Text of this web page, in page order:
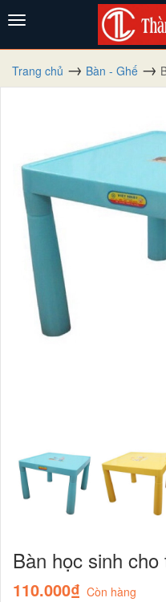
Trang chủ Bàn - Ghế
Bàn học sinh
110.000₫ Còn hàng